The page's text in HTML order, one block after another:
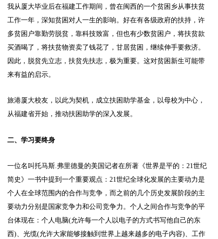
我从厦大毕业后在福建工作期间，曾在闽西的一个贫困乡从事扶贫
工作一年，深知贫困对人一生的影响。好在有各级政府的扶持，许
多贫困户靠勤劳脱贫，靠科技致富，但也有少数贫困户，将扶贫款
买酒喝了，将扶贫物资卖了钱花了，甘居贫困，继续伸手要救济。
因此，脱贫先立志，扶贫先扶志，极为重要。这对贫困新生可能带
来有益的启示。
旅港厦大校友，以此为契机，成立扶困助学基金，以母校为中心，
从福建省开始，推动扶困助学的深入发展。
二、学习要终身
一位名叫托马斯.弗里德曼的美国记者在所著《世界是平的：21世纪
简史》一书中提到一个重要观点：21世纪全球化发展的主要动力是
个人在全球范围内的合作与竞争，而之前的几个历史发展阶段的主
要动力分别是国家竞争力和公司竞争力。个人之间合作与竞争的平
台体现在：个人电脑(允许每一个人以电子的方式书写他自己的东
西)、光缆(允许大家能够接触到世界上越来越多的电子内容)、工作